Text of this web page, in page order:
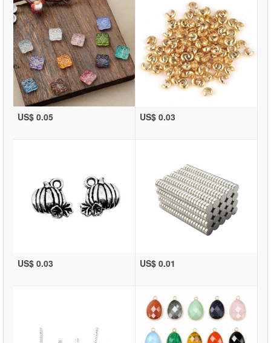
US$ 0.05 US$ 0.03
US$ 0.03 US$ 0.01